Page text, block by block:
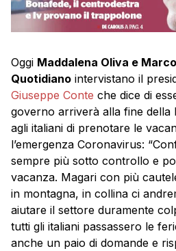
Oggi Maddalena Oliva e
Quotidiano intervistano il
Giuseppe Conte che dice di
governo arriverà alla fine della
agli italiani di prenotare le
l’emergenza Coronavirus:
sempre più sotto controllo e
vacanza. Magari con più
in montagna, in collina ci
aiutare il settore duramente
tutti gli italiani passassero le
anche un paio di domande e